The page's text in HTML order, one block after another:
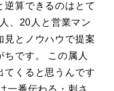
逆算できるのはとて
、20人と営業マン
見とノウハウで提案
ちです。 この属人
てくると思うんです